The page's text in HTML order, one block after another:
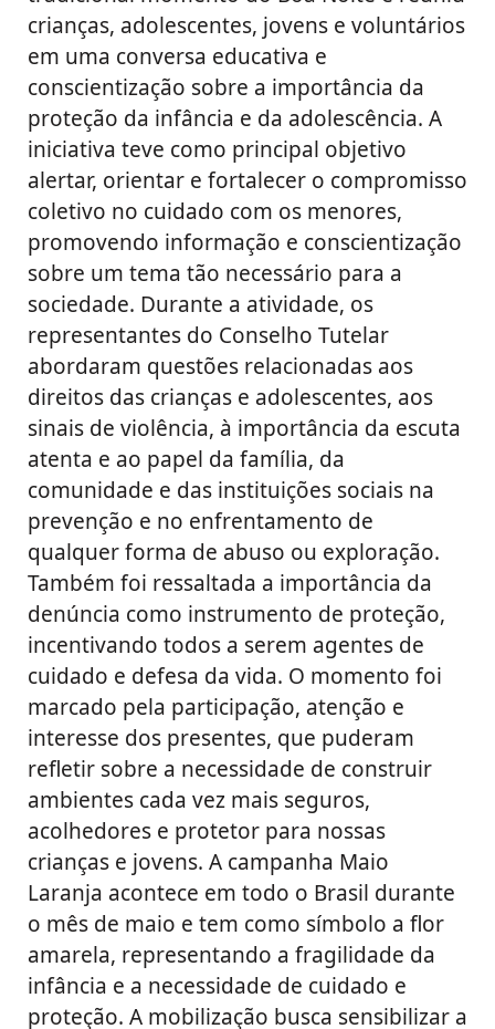
crianças, adolescentes, jovens e voluntários
em uma conversa educativa e
conscientização sobre a importância da
proteção da infância e da adolescência. A
iniciativa teve como principal objetivo
alertar, orientar e fortalecer o compromisso
coletivo no cuidado com os menores,
promovendo informação e conscientização
sobre um tema tão necessário para a
sociedade. Durante a atividade, os
representantes do Conselho Tutelar
abordaram questões relacionadas aos
direitos das crianças e adolescentes, aos
sinais de violência, à importância da escuta
atenta e ao papel da família, da
comunidade e das instituições sociais na
prevenção e no enfrentamento de
qualquer forma de abuso ou exploração.
Também foi ressaltada a importância da
denúncia como instrumento de proteção,
incentivando todos a serem agentes de
cuidado e defesa da vida. O momento foi
marcado pela participação, atenção e
interesse dos presentes, que puderam
refletir sobre a necessidade de construir
ambientes cada vez mais seguros,
acolhedores e protetor para nossas
crianças e jovens. A campanha Maio
Laranja acontece em todo o Brasil durante
o mês de maio e tem como símbolo a flor
amarela, representando a fragilidade da
infância e a necessidade de cuidado e
proteção. A mobilização busca sensibilizar a